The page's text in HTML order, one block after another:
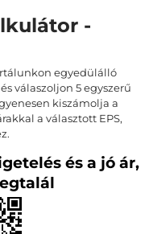
-
egyedülálló
válaszoljon 5 egyszerű
kiszámolja a
a választott EPS,
és a jó ár,